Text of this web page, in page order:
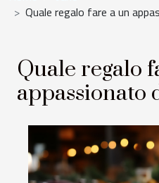
Quale regalo fare a un
Quale regalo
appassionato